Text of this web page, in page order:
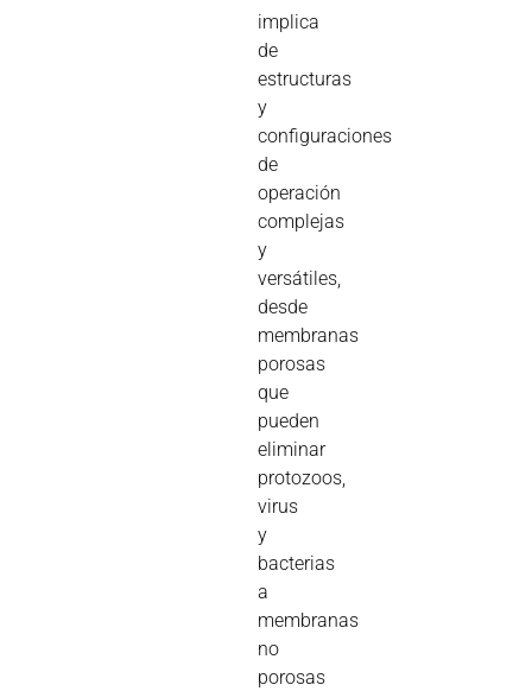
implica
de
estructuras
y
configuraciones
de
operación
complejas
y
versátiles,
desde
membranas
porosas
que
pueden
eliminar
protozoos,
virus
y
bacterias
a
membranas
no
porosas